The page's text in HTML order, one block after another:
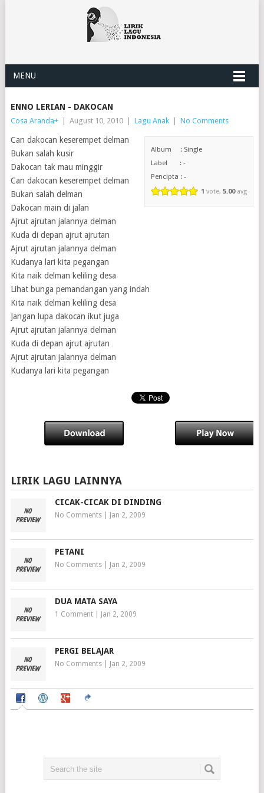
MENU
ENNO LERIAN - DAKOCAN
Cosa Aranda+ August 10, 2010 Lagu Anak No Comments
Album : Single
Label : -
Pencipta : -
1 vote,5.00avg
Can dakocan keserempet delman
Bukan salah kusir
Dakocan tak mau minggir
Can dakocan keserempet delman
Bukan salah delman
Dakocan main di jalan
Ajrut ajrutan jalannya delman
Kuda di depan ajrut ajrutan
Ajrut ajrutan jalannya delman
Kudanya lari kita pegangan
Kita naik delman keliling desa
Lihat bunga pemandangan yang indah
Kita naik delman keliling desa
Jangan lupa dakocan ikut juga
Ajrut ajrutan jalannya delman
Kuda di depan ajrut ajrutan
Ajrut ajrutan jalannya delman
Kudanya lari kita pegangan
LIRIK LAGU LAINNYA
CICAK-CICAK DI DINDING
No Comments| Jan 2, 2009
PETANI
No Comments| Jan 2, 2009
DUA MATA SAYA
1 Comment| Jan 2, 2009
PERGI BELAJAR
No Comments| Jan 2, 2009